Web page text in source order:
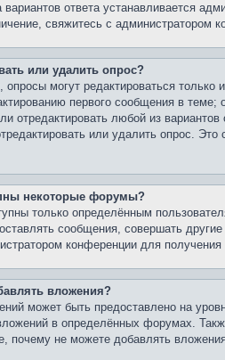
вариантов ответа устанавливается
свяжитесь с администратором
или удалить опрос?
могут редактироваться
первого сообщения в
отредактировать любой из
или удалить опрос.
некоторые форумы?
только определённым
сообщения, совершать
конференции для получения
вложения?
может быть предоставлено на
в определённых форумах.
почему не можете добавлять